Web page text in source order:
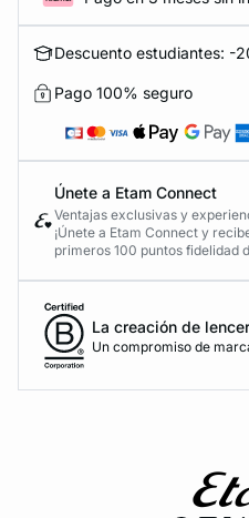
Descuento estudiantes: -
Pago 100% seguro
Únete a Etam Connect
Ventajas exclusivas y
¡Únete a Etam Connect y
primeros 100 puntos fidelidad
La creación de
Un compromiso de